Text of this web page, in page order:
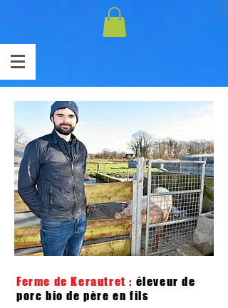
Ferme de Kerautret : éleveur de
porc bio de père en fils